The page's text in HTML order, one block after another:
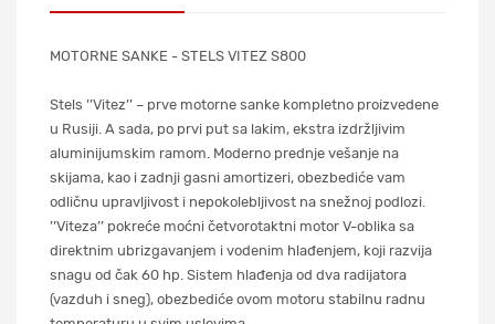
MOTORNE SANKE - STELS VITEZ S800
Stels ’’Vitez’’ – prve motorne sanke kompletno proizvedene
u Rusiji. A sada, po prvi put sa lakim, ekstra izdržljivim
aluminijumskim ramom. Moderno prednje vešanje na
skijama, kao i zadnji gasni amortizeri, obezbediće vam
odličnu upravljivost i nepokolebljivost na snežnoj podlozi.
’’Viteza’’ pokreće moćni četvorotaktni motor V-oblika sa
direktnim ubrizgavanjem i vodenim hlađenjem, koji razvija
snagu od čak 60 hp. Sistem hlađenja od dva radijatora
(vazduh i sneg), obezbediće ovom motoru stabilnu radnu